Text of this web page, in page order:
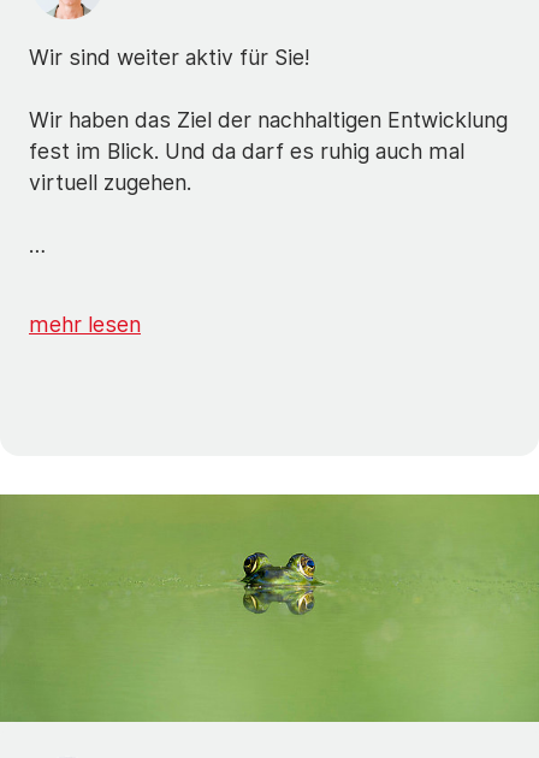
Wir sind weiter aktiv für Sie!
Wir haben das Ziel der nachhaltigen Entwicklung
fest im Blick. Und da darf es ruhig auch mal
virtuell zugehen.
…
mehr lesen